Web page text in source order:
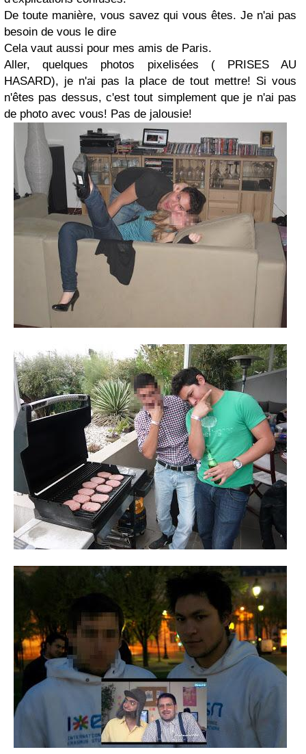
De toute manière, vous savez qui vous êtes. Je n'ai pas
besoin de vous le dire
Cela vaut aussi pour mes amis de Paris.
Aller, quelques photos pixelisées ( PRISES AU
HASARD), je n'ai pas la place de tout mettre! Si vous
n'êtes pas dessus, c'est tout simplement que je n'ai pas
de photo avec vous! Pas de jalousie!